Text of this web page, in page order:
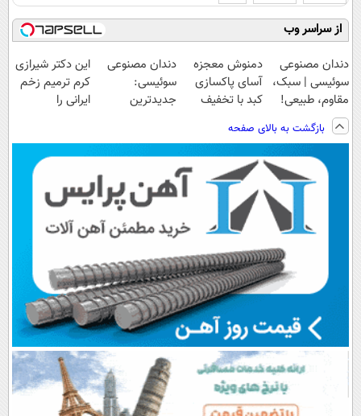
از سراسر وب
دندان مصنوعی
سوئیسی | سبک،
مقاوم، طبیعی!
ویزیت
رایگان+پرداخت
اقساطی😍
دمنوش معجزه
آسای پاکسازی
کبد با تخفیف
دندان مصنوعی
سوئیسی:
جدیدترین
پرداخت قسطی
این دکتر شیرازی
کرم ترمیم زخم
ایرانی را
بازگشت به بالای صفحه